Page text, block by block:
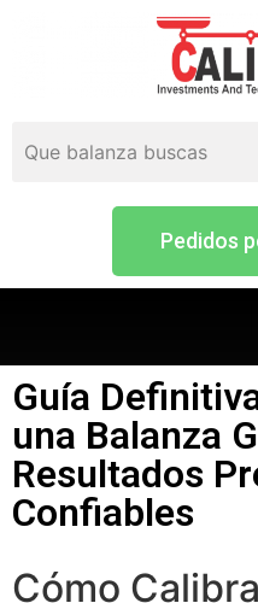
Pedidos
Guía
una Balanza
Resultados
Confiables
Cómo